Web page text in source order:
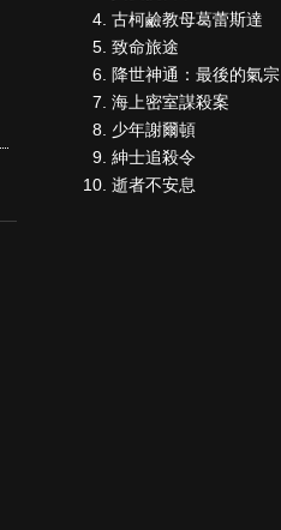
古柯鹼教母葛蕾斯達
致命旅途
降世神通：最後的氣宗
海上密室謀殺案
少年謝爾頓
紳士追殺令
逝者不安息